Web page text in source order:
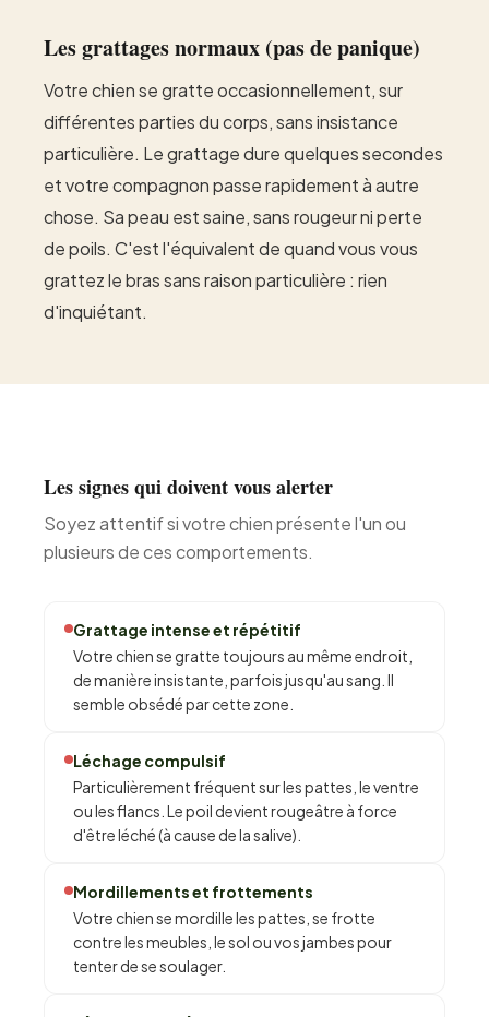
Les grattages normaux (pas de panique)
Votre chien se gratte occasionnellement, sur
différentes parties du corps, sans insistance
particulière. Le grattage dure quelques secondes
et votre compagnon passe rapidement à autre
chose. Sa peau est saine, sans rougeur ni perte
de poils. C'est l'équivalent de quand vous vous
grattez le bras sans raison particulière : rien
d'inquiétant.
Les signes qui doivent vous alerter
Soyez attentif si votre chien présente l'un ou
plusieurs de ces comportements.
Grattage intense et répétitif
Votre chien se gratte toujours au même endroit,
de manière insistante, parfois jusqu'au sang. Il
semble obsédé par cette zone.
Léchage compulsif
Particulièrement fréquent sur les pattes, le ventre
ou les flancs. Le poil devient rougeâtre à force
d'être léché (à cause de la salive).
Mordillements et frottements
Votre chien se mordille les pattes, se frotte
contre les meubles, le sol ou vos jambes pour
tenter de se soulager.